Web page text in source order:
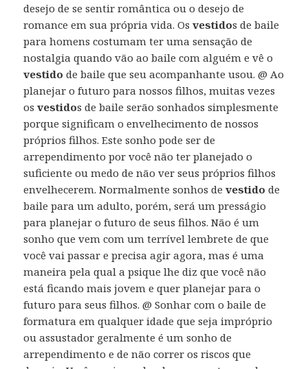
desejo de se sentir romântica ou o desejo de
romance em sua própria vida. Osvestidos de baile
para homens costumam ter uma sensação de
nostalgia quando vão ao baile com alguém e vê o
vestido de baile que seu acompanhante usou. @ Ao
planejar o futuro para nossos filhos, muitas vezes
osvestidos de baile serão sonhados simplesmente
porque significam o envelhecimento de nossos
próprios filhos. Este sonho pode ser de
arrependimento por você não ter planejado o
suficiente ou medo de não ver seus próprios filhos
envelhecerem. Normalmente sonhos devestido de
baile para um adulto, porém, será um presságio
para planejar o futuro de seus filhos. Não é um
sonho que vem com um terrível lembrete de que
você vai passar e precisa agir agora, mas é uma
maneira pela qual a psique lhe diz que você não
está ficando mais jovem e quer planejar para o
futuro para seus filhos. @ Sonhar com o baile de
formatura em qualquer idade que seja impróprio
ou assustador geralmente é um sonho de
arrependimento e de não correr os riscos que